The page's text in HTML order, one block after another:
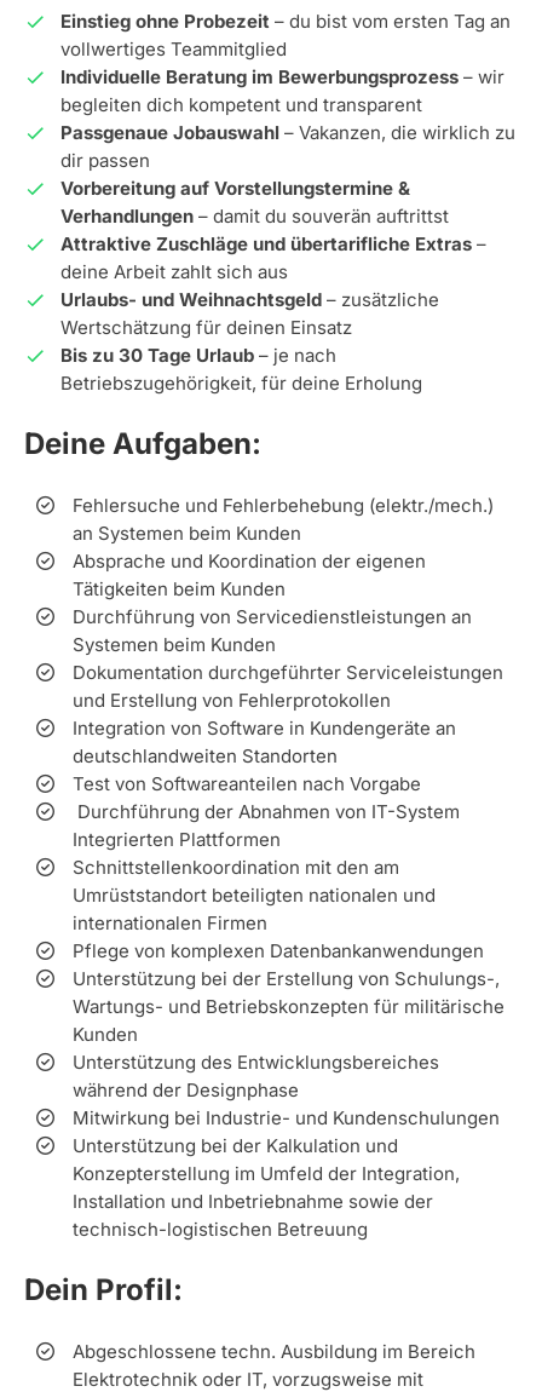
Einstieg ohne Probezeit – du bist vom ersten Tag an
vollwertiges Teammitglied
Individuelle Beratung im Bewerbungsprozess – wir
begleiten dich kompetent und transparent
Passgenaue Jobauswahl – Vakanzen, die wirklich zu
dir passen
Vorbereitung auf Vorstellungstermine &
Verhandlungen – damit du souverän auftrittst
Attraktive Zuschläge und übertarifliche Extras –
deine Arbeit zahlt sich aus
Urlaubs- und Weihnachtsgeld – zusätzliche
Wertschätzung für deinen Einsatz
Bis zu 30 Tage Urlaub – je nach
Betriebszugehörigkeit, für deine Erholung
Deine Aufgaben:
Fehlersuche und Fehlerbehebung (elektr./mech.)
an Systemen beim Kunden
Absprache und Koordination der eigenen
Tätigkeiten beim Kunden
Durchführung von Servicedienstleistungen an
Systemen beim Kunden
Dokumentation durchgeführter Serviceleistungen
und Erstellung von Fehlerprotokollen
Integration von Software in Kundengeräte an
deutschlandweiten Standorten
Test von Softwareanteilen nach Vorgabe
Durchführung der Abnahmen von IT-System
Integrierten Plattformen
Schnittstellenkoordination mit den am
Umrüststandort beteiligten nationalen und
internationalen Firmen
Pflege von komplexen Datenbankanwendungen
Unterstützung bei der Erstellung von Schulungs-,
Wartungs- und Betriebskonzepten für militärische
Kunden
Unterstützung des Entwicklungsbereiches
während der Designphase
Mitwirkung bei Industrie- und Kundenschulungen
Unterstützung bei der Kalkulation und
Konzepterstellung im Umfeld der Integration,
Installation und Inbetriebnahme sowie der
technisch-logistischen Betreuung
Dein Profil:
Abgeschlossene techn. Ausbildung im Bereich
Elektrotechnik oder IT, vorzugsweise mit